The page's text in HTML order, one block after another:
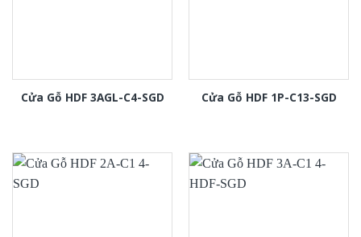
Cửa Gỗ HDF 3AGL-C4-SGD Cửa Gỗ HDF 1P-C13-SGD